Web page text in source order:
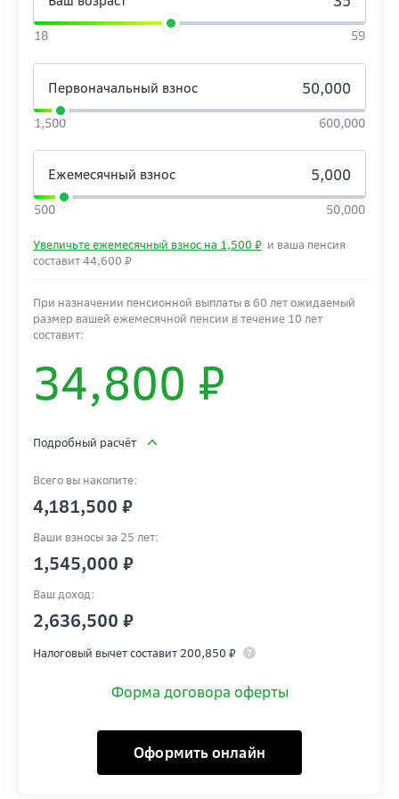
18 59
Первоначальный взнос
1,500 600,000
Ежемесячный взнос
500 50,000
Увеличьте ежемесячный взнос на 1,500 ₽ и ваша пенсия
составит44,600 ₽
При назначении пенсионной выплаты в 60 лет ожидаемый
размер вашей ежемесячной пенсии в течение 10 лет
составит:
34,800 ₽
Подробный расчёт
Всего вы накопите:
4,181,500 ₽
Ваши взносы за 25 лет:
1,545,000 ₽
Ваш доход:
2,636,500 ₽
Налоговый вычет составит 200,850 ₽
Оформить онлайн
Форма договора оферты